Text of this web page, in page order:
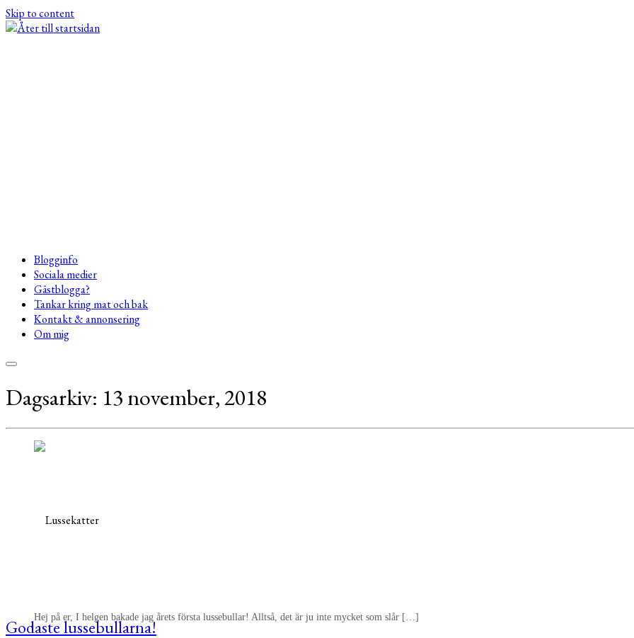
Skip to content
Blogginfo
Sociala medier
Gästblogga?
Tankar kring mat och bak
Kontakt & annonsering
Om mig
Dagsarkiv: 13 november, 2018
Hej på er, I helgen bakade jag årets första lussebullar! Alltså, det är ju inte mycket som slår […]
Godaste lussebullarna!